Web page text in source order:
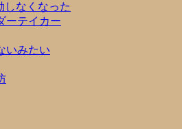
しなくなった
ーテイカー
いみたい